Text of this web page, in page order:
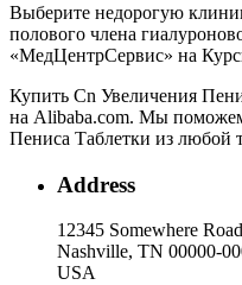
Выберите недорогую
полового члена
«МедЦентрСервис» на
Купить Cn Увеличения
на Alibaba.com. Мы
Пениса Таблетки из любой
Address
12345 Somewhere
Nashville, TN 00000-
USA